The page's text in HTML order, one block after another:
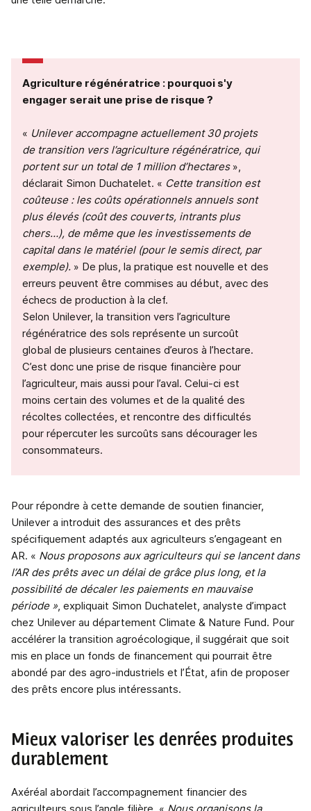
Agriculture régénératrice : pourquoi s'y
engager serait une prise de risque ?
« Unilever accompagne actuellement 30 projets
de transition vers l’agriculture régénératrice, qui
portent sur un total de 1 million d’hectares»,
déclarait Simon Duchatelet. « Cette transition est
coûteuse : les coûts opérationnels annuels sont
plus élevés (coût des couverts, intrants plus
chers…), de même que les investissements de
capital dans le matériel (pour le semis direct, par
exemple). » De plus, la pratique est nouvelle et des
erreurs peuvent être commises au début, avec des
échecs de production à la clef.
Selon Unilever, la transition vers l’agriculture
régénératrice des sols représente un surcoût
global de plusieurs centaines d’euros à l’hectare.
C’est donc une prise de risque financière pour
l’agriculteur, mais aussi pour l’aval. Celui-ci est
moins certain des volumes et de la qualité des
récoltes collectées, et rencontre des difficultés
pour répercuter les surcoûts sans décourager les
consommateurs.
Pour répondre à cette demande de soutien financier,
Unilever a introduit des assurances et des prêts
spécifiquement adaptés aux agriculteurs s’engageant en
AR. « Nous proposons aux agriculteurs qui se lancent dans
l’AR des prêts avec un délai de grâce plus long, et la
possibilité de décaler les paiements en mauvaise
période », expliquait Simon Duchatelet, analyste d’impact
chez Unilever au département Climate & Nature Fund. Pour
accélérer la transition agroécologique, il suggérait que soit
mis en place un fonds de financement qui pourrait être
abondé par des agro-industriels et l’État, afin de proposer
des prêts encore plus intéressants.
Mieux valoriser les denrées produites
durablement
Axéréal abordait l’accompagnement financier des